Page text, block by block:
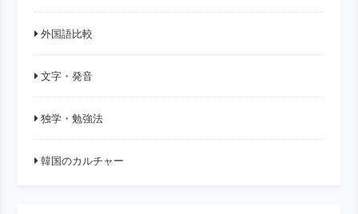
外国語比較
文字・発音
独学・勉強法
韓国のカルチャー